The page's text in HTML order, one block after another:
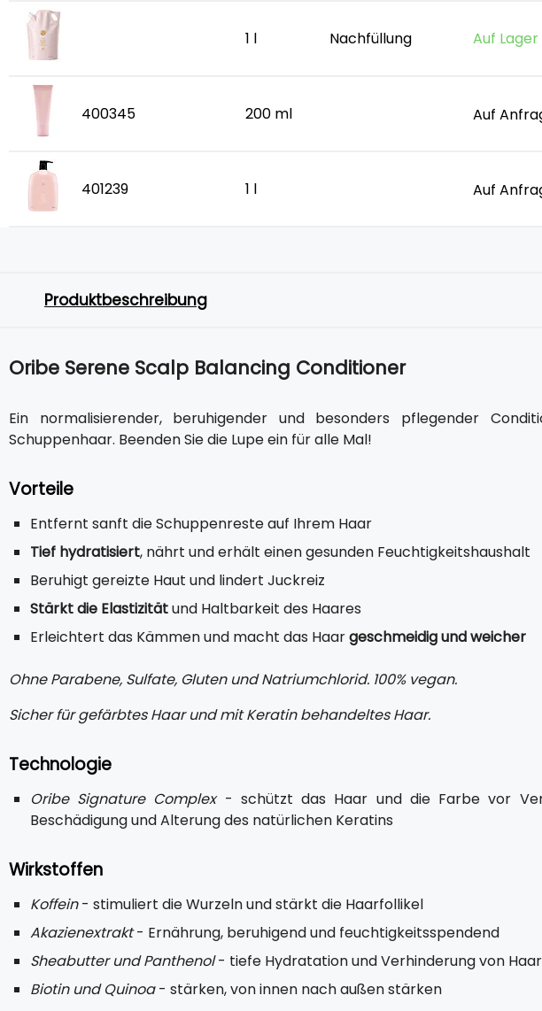
1 l Nachfüllung Auf Lager
400345 200 ml Auf
401239 1 l Auf
Produktbeschreibung
Oribe Serene Scalp Balancing Conditioner
Ein normalisierender, beruhigender und besonders pflegender
Schuppenhaar. Beenden Sie die Lupe ein für alle Mal!
Vorteile
Entfernt sanft die Schuppenreste auf Ihrem Haar
Tief hydratisiert, nährt und erhält einen gesunden Feuchtigkeitshaushalt
Beruhigt gereizte Haut und lindert Juckreiz
Stärkt die Elastizitätund Haltbarkeit des Haares
Erleichtert das Kämmen und macht das Haargeschmeidig und weicher
Ohne Parabene, Sulfate, Gluten und Natriumchlorid. 100% vegan.
Sicher für gefärbtes Haar und mit Keratin behandeltes Haar.
Technologie
Oribe Signature Complex- schützt das Haar und die Farbe vor
Beschädigung und Alterung des natürlichen Keratins
Wirkstoffen
Koffein- stimuliert die Wurzeln und stärkt die Haarfollikel
Akazienextrakt- Ernährung, beruhigend und feuchtigkeitsspendend
Sheabutter und Panthenol- tiefe Hydratation und Verhinderung von
Biotin und Quinoa- stärken, von innen nach außen stärken